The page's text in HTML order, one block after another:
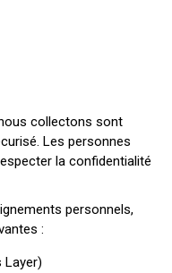
collectons sont
Les personnes
la confidentialité
personnels,
:
Layer)